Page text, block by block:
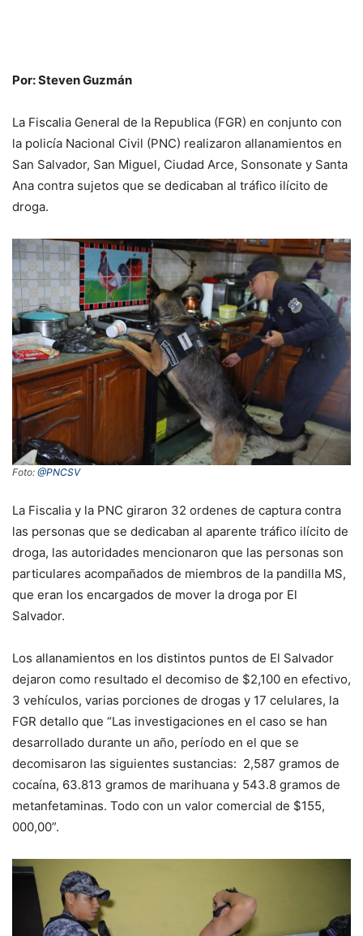
Por: Steven Guzmán
La Fiscalia General de la Republica (FGR) en conjunto con
la policía Nacional Civil (PNC) realizaron allanamientos en
San Salvador, San Miguel, Ciudad Arce, Sonsonate y Santa
Ana contra sujetos que se dedicaban al tráfico ilícito de
droga.
Foto: @PNCSV
La Fiscalia y la PNC giraron 32 ordenes de captura contra
las personas que se dedicaban al aparente tráfico ilícito de
droga, las autoridades mencionaron que las personas son
particulares acompañados de miembros de la pandilla MS,
que eran los encargados de mover la droga por El
Salvador.
Los allanamientos en los distintos puntos de El Salvador
dejaron como resultado el decomiso de $2,100 en efectivo,
3 vehículos, varias porciones de drogas y 17 celulares, la
FGR detallo que “Las investigaciones en el caso se han
desarrollado durante un año, período en el que se
decomisaron las siguientes sustancias: 2,587 gramos de
cocaína, 63.813 gramos de marihuana y 543.8 gramos de
metanfetaminas. Todo con un valor comercial de $155,
000,00”.